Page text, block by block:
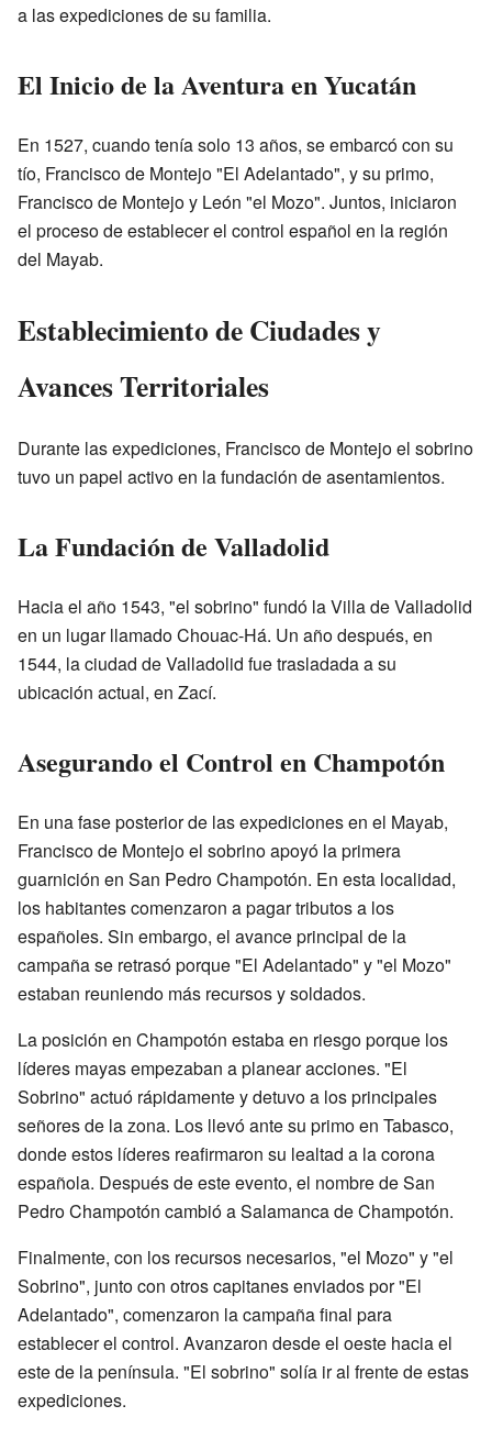
a las expediciones de su familia.
El Inicio de la Aventura en Yucatán
En 1527, cuando tenía solo 13 años, se embarcó con su
tío, Francisco de Montejo "El Adelantado", y su primo,
Francisco de Montejo y León "el Mozo". Juntos, iniciaron
el proceso de establecer el control español en la región
del Mayab.
Establecimiento de Ciudades y
Avances Territoriales
Durante las expediciones, Francisco de Montejo el sobrino
tuvo un papel activo en la fundación de asentamientos.
La Fundación de Valladolid
Hacia el año 1543, "el sobrino" fundó la Villa de Valladolid
en un lugar llamado Chouac-Há. Un año después, en
1544, la ciudad de Valladolid fue trasladada a su
ubicación actual, en Zací.
Asegurando el Control en Champotón
En una fase posterior de las expediciones en el Mayab,
Francisco de Montejo el sobrino apoyó la primera
guarnición en San Pedro Champotón. En esta localidad,
los habitantes comenzaron a pagar tributos a los
españoles. Sin embargo, el avance principal de la
campaña se retrasó porque "El Adelantado" y "el Mozo"
estaban reuniendo más recursos y soldados.
La posición en Champotón estaba en riesgo porque los
líderes mayas empezaban a planear acciones. "El
Sobrino" actuó rápidamente y detuvo a los principales
señores de la zona. Los llevó ante su primo en Tabasco,
donde estos líderes reafirmaron su lealtad a la corona
española. Después de este evento, el nombre de San
Pedro Champotón cambió a Salamanca de Champotón.
Finalmente, con los recursos necesarios, "el Mozo" y "el
Sobrino", junto con otros capitanes enviados por "El
Adelantado", comenzaron la campaña final para
establecer el control. Avanzaron desde el oeste hacia el
este de la península. "El sobrino" solía ir al frente de estas
expediciones.